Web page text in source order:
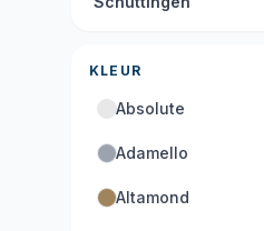
KLEUR
Absolute
Adamello
Altamond